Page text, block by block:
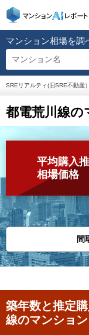
マンション相場を調
マンション名
SREリアルティ(旧SRE不動産）
都電荒川線の
平均購入
相場価格
間
築年数と推定
線のマンション